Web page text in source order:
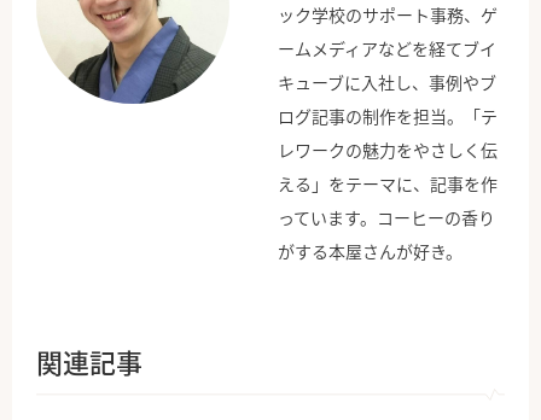
ック学校のサポート事務、ゲ
ームメディアなどを経てブイ
キューブに入社し、事例やブ
ログ記事の制作を担当。「テ
レワークの魅力をやさしく伝
える」をテーマに、記事を作
っています。コーヒーの香り
がする本屋さんが好き。
関連記事